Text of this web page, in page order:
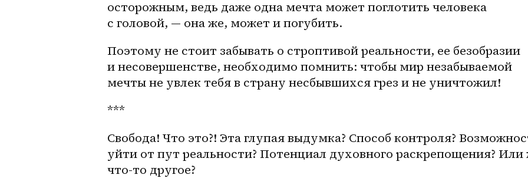
осторожным, ведь даже одна мечта может поглотить человека
с головой, — она же, может и погубить.
Поэтому не стоит забывать о строптивой реальности, ее безобразии
и несовершенстве, необходимо помнить: чтобы мир незабываемой
мечты не увлек тебя в страну несбывшихся грез и не уничтожил!
***
Свобода! Что это?! Эта глупая выдумка? Способ контроля?
уйти от пут реальности? Потенциал духовного раскрепощения? Или
что-то другое?